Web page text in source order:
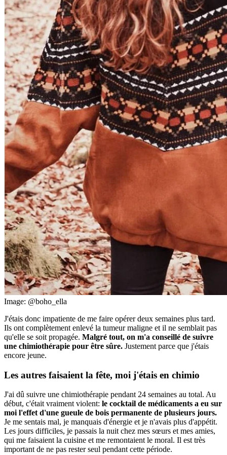
Image: @boho_ella
J'étais donc impatiente de me faire opérer deux semaines plus tard.
Ils ont complètement enlevé la tumeur maligne et il ne semblait pas
qu'elle se soit propagée. Malgré tout, on m'a conseillé de suivre
une chimiothérapie pour être sûre. Justement parce que j'étais
encore jeune.
Les autres faisaient la fête, moi j'étais en chimio
J'ai dû suivre une chimiothérapie pendant 24 semaines au total. Au
début, c'était vraiment violent: le cocktail de médicaments a eu sur
moi l'effet d'une gueule de bois permanente de plusieurs jours.
Je me sentais mal, je manquais d'énergie et je n'avais plus d'appétit.
Les jours difficiles, je passais la nuit chez mes sœurs et mes amies,
qui me faisaient la cuisine et me remontaient le moral. Il est très
important de ne pas rester seul pendant cette période.